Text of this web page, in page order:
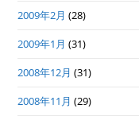
2009年2月 (28)
2009年1月 (31)
2008年12月 (31)
2008年11月 (29)